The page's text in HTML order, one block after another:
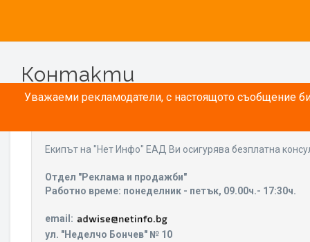
Уважаеми рекламодатели, с настоящото съобщение
Контакти
Eкипът на "Нет Инфо" ЕАД Ви осигурява безплатна
Отдел "Реклама и продажби"
Работно време: понеделник - петък, 09.00ч.- 17:30ч.
email:
ул. "Неделчо Бончев" № 10